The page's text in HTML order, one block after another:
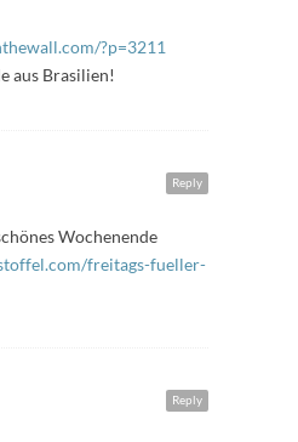
?p=3211
aus Brasilien!
Reply
Wochenende
freitags-fueller-
Reply